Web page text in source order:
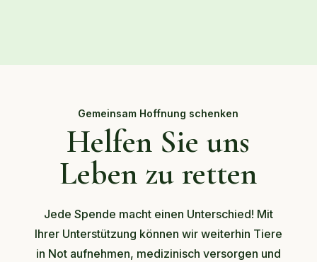
Gemeinsam Hoffnung schenken
Helfen Sie uns
Leben zu retten
Jede Spende macht einen Unterschied! Mit
Ihrer Unterstützung können wir weiterhin Tiere
in Not aufnehmen, medizinisch versorgen und